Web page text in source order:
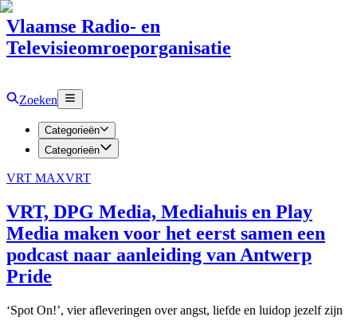
Vlaamse Radio- en
Televisieomroeporganisatie
Zoeken
Categorieën
Categorieën
VRT MAXVRT
VRT, DPG Media, Mediahuis en Play
Media maken voor het eerst samen een
podcast naar aanleiding van Antwerp
Pride
‘Spot On!’, vier afleveringen over angst, liefde en luidop jezelf zijn